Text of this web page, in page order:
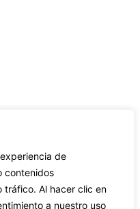
de
contenidos
tráfico. Al hacer clic en
a nuestro uso